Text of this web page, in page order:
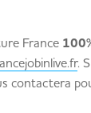
France
.
contactera